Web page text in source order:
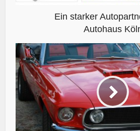
Ein starker
Autohaus